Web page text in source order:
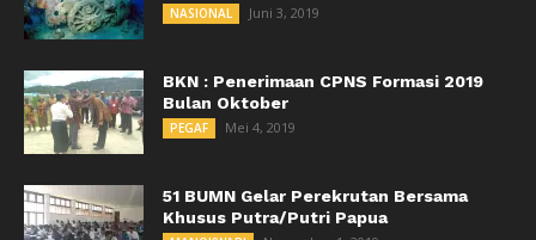
NASIONAL Juni 3, 2019
BKN : Penerimaan CPNS Formasi 2019
Bulan Oktober
PEGAF Mei 4, 2019
51 BUMN Gelar Perekrutan Bersama
Khusus Putra/Putri Papua